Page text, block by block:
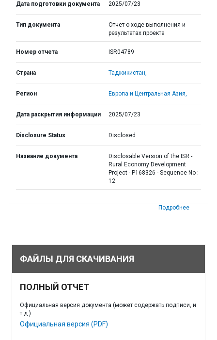
Дата подготовки документа 2025/07/23
Тип документа
Отчет о ходе выполнения и
результатах проекта
Номер отчета ISR04789
Страна Таджикистан,
Регион Европа и Центральная Азия,
Дата раскрытия информации 2025/07/23
Disclosure Status Disclosed
Название документа
Disclosable Version of the ISR -
Rural Economy Development
Project - P168326 - Sequence No :
12
Подробнее
ФАЙЛЫ ДЛЯ СКАЧИВАНИЯ
ПОЛНЫЙ ОТЧЕТ
Официальная версия документа (может содержать подписи, и
т.д.)
Официальная версия (PDF)